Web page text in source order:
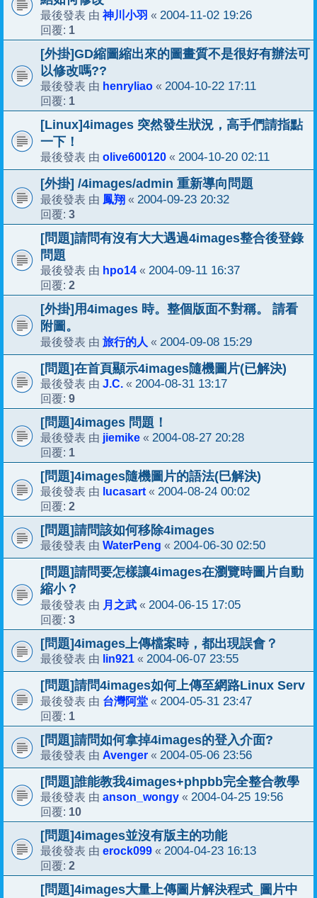
最後發表 由 神川小羽 « 2004-11-02 19:26
回覆: 1
[外掛]GD縮圖縮出來的圖畫質不是很好有辦法可
以修改嗎??
最後發表 由 henryliao « 2004-10-22 17:11
回覆: 1
[Linux]4images 突然發生狀況，高手們請指點
一下！
最後發表 由 olive600120 « 2004-10-20 02:11
[外掛] /4images/admin 重新導向問題
最後發表 由 鳳翔 « 2004-09-23 20:32
回覆: 3
[問題]請問有沒有大大遇過4images整合後登錄
問題
最後發表 由 hpo14 « 2004-09-11 16:37
回覆: 2
[外掛]用4images 時。整個版面不對稱。 請看
附圖。
最後發表 由 旅行的人 « 2004-09-08 15:29
[問題]在首頁顯示4images隨機圖片(已解決)
最後發表 由 J.C. « 2004-08-31 13:17
回覆: 9
[問題]4images 問題！
最後發表 由 jiemike « 2004-08-27 20:28
回覆: 1
[問題]4images隨機圖片的語法(巳解決)
最後發表 由 lucasart « 2004-08-24 00:02
回覆: 2
[問題]請問該如何移除4images
最後發表 由 WaterPeng « 2004-06-30 02:50
[問題]請問要怎樣讓4images在瀏覽時圖片自動
縮小？
最後發表 由 月之武 « 2004-06-15 17:05
回覆: 3
[問題]4images上傳檔案時，都出現誤會？
最後發表 由 lin921 « 2004-06-07 23:55
[問題]請問4images如何上傳至網路Linux Serv
最後發表 由 台灣阿堂 « 2004-05-31 23:47
回覆: 1
[問題]請問如何拿掉4images的登入介面?
最後發表 由 Avenger « 2004-05-06 23:56
[問題]誰能教我4images+phpbb完全整合教學
最後發表 由 anson_wongy « 2004-04-25 19:56
回覆: 10
[問題]4images並沒有版主的功能
最後發表 由 erock099 « 2004-04-23 16:13
回覆: 2
[問題]4images大量上傳圖片解決程式_圖片中